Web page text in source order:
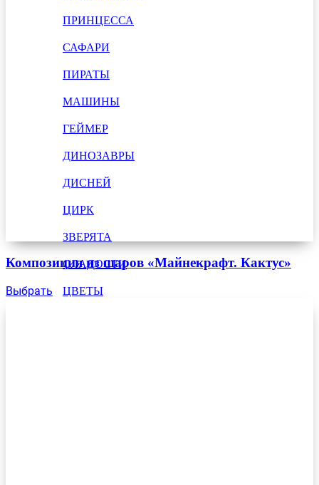
ПРИНЦЕССА
САФАРИ
ПИРАТЫ
МАШИНЫ
ГЕЙМЕР
ДИНОЗАВРЫ
ДИСНЕЙ
ЦИРК
ЗВЕРЯТА
СЛАДОСТИ
ЦВЕТЫ
Композиция из шаров «Майнекрафт. Кактус»
Выбрать